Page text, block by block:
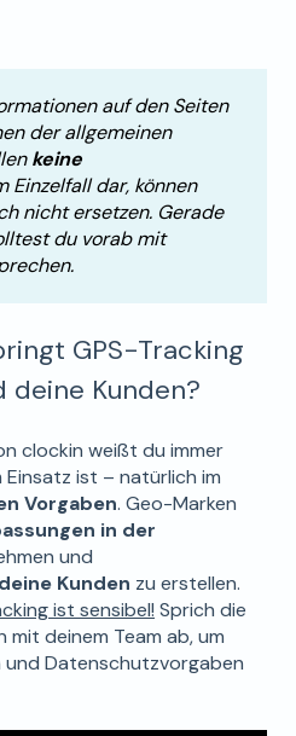
auf den Seiten
der allgemeinen
keine
Einzelfall dar, können
nicht ersetzen. Gerade
du vorab mit
GPS-Tracking
deine Kunden?
clockin weißt du immer
ist – natürlich im
Vorgaben. Geo-Marken
in der
und
Kunden zu erstellen.
ist sensibel! Sprich die
deinem Team ab, um
und Datenschutzvorgaben